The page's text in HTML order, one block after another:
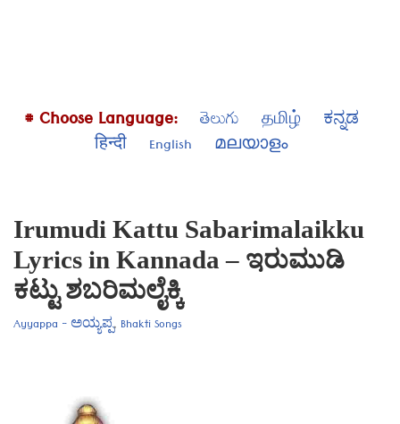
# Choose Language: తెలుగు தமிழ்
ಕನ್ನಡ
हिन्दी
English മലയാളം
Irumudi Kattu Sabarimalaikku
Lyrics in Kannada – ಇರುಮುಡಿ
ಕಟ್ಟು ಶಬರಿಮಲೈಕ್ಕಿ
Ayyappa - ಅಯ್ಯಪ್ಪ, Bhakti Songs